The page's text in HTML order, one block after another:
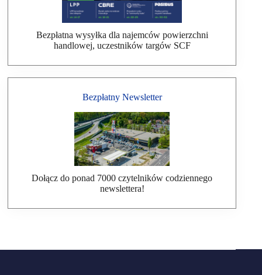
Bezpłatna wysyłka dla najemców powierzchni
handlowej, uczestników targów SCF
Bezpłatny Newsletter
Dołącz do ponad 7000 czytelników codziennego
newslettera!